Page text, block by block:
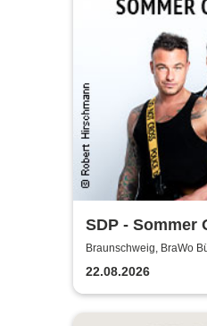
SDP - Sommer
Braunschweig, BraWo
22.08.2026